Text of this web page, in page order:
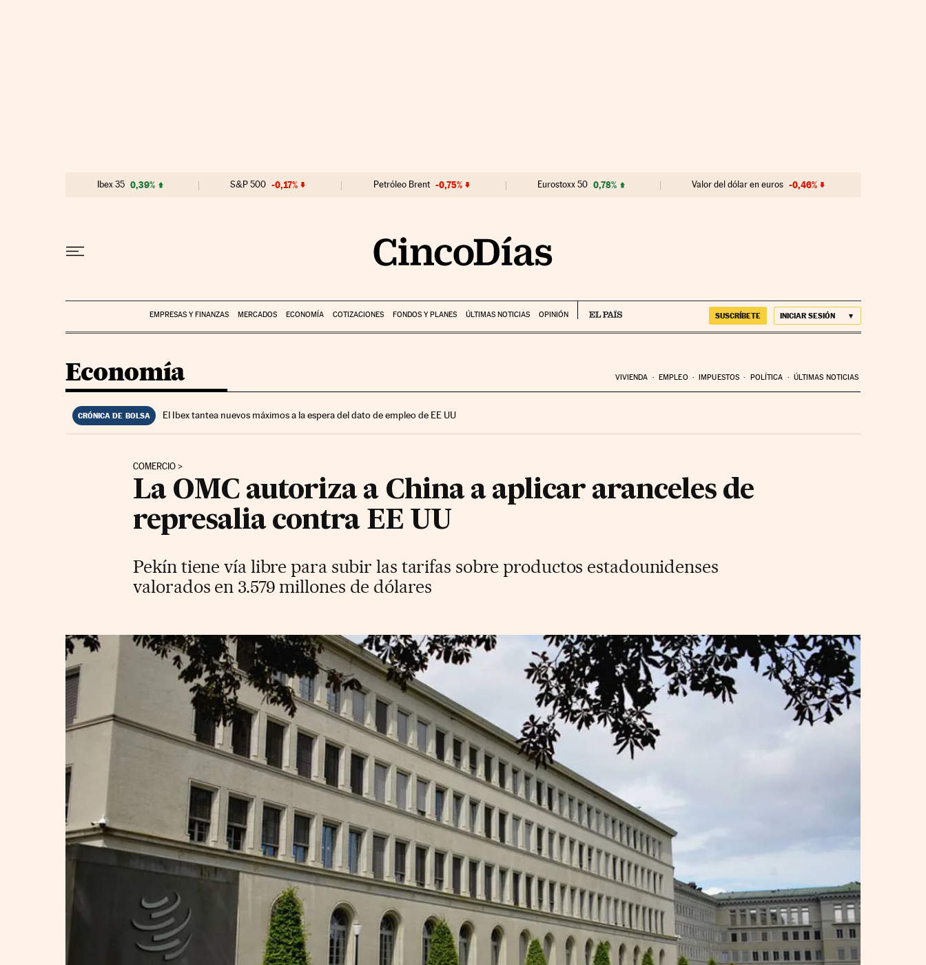
Ibex 35 0,39% S&P 500 -0,17% Petróleo Brent -0,75% Eurostoxx 50 0,78% Valor del dólar en euros -0,46%
EMPRESAS Y FINANZAS MERCADOS ECONOMÍA COTIZACIONES FONDOS Y PLANES ÚLTIMAS NOTICIAS OPINIÓN SUSCRÍBETE INICIAR SESIÓN
Economía VIVIENDA EMPLEO IMPUESTOS POLÍTICA ÚLTIMAS NOTICIAS
CRÓNICA DE BOLSA El Ibex tantea nuevos máximos a la espera del dato de empleo de EE UU
COMERCIO
La OMC autoriza a China a aplicar aranceles de
represalia contra EE UU
Pekín tiene vía libre para subir las tarifas sobre productos estadounidenses
valorados en 3.579 millones de dólares